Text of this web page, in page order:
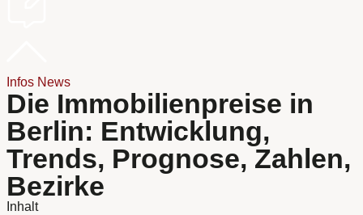
Infos News
Die Immobilienpreise in
Berlin: Entwicklung,
Trends, Prognose, Zahlen,
Bezirke
Inhalt